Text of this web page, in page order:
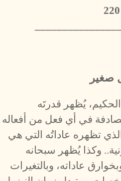
220
صغير
الحكيم، يُظهر قدرتَه
في أي فعل من أفعاله
تظهره عاداتُه التي هي
وكذا يُظهر سبحانه
عاداته، وبالتغيرات